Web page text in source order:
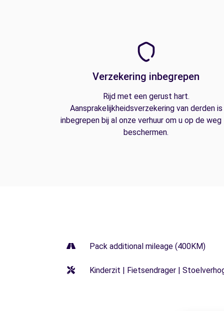
Verzekering inbegrepen
Rijd met een gerust hart.
Aansprakelijkheidsverzekering van derden is
inbegrepen bij al onze verhuur om u op de
beschermen.
Pack additional mileage (400KM)
Kinderzit | Fietsendrager |